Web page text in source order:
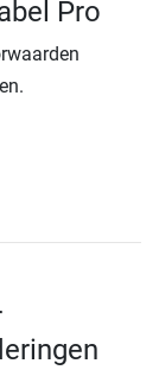
Pro